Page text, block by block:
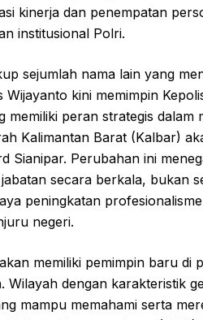
kinerja dan penempatan
institusional Polri.
sejumlah nama lain yang
kini memimpin
peran strategis dalam
Kalimantan Barat (Kalbar)
Sianipar. Perubahan ini
secara berkala, bukan
peningkatan
negeri.
memiliki pemimpin baru
Wilayah dengan karakteristik
mampu memahami serta